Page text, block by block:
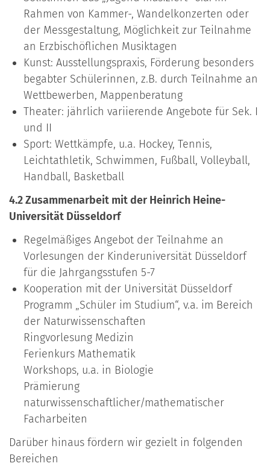
Rahmen von Kammer-, Wandelkonzerten oder
der Messgestaltung, Möglichkeit zur Teilnahme
an Erzbischöflichen Musiktagen
Kunst: Ausstellungspraxis, Förderung besonders
begabter Schülerinnen, z.B. durch Teilnahme an
Wettbewerben, Mappenberatung
Theater: jährlich variierende Angebote für Sek. I
und II
Sport: Wettkämpfe, u.a. Hockey, Tennis,
Leichtathletik, Schwimmen, Fußball, Volleyball,
Handball, Basketball
4.2 Zusammenarbeit mit der Heinrich Heine-
Universität Düsseldorf
Regelmäßiges Angebot der Teilnahme an
Vorlesungen der Kinderuniversität Düsseldorf
für die Jahrgangsstufen 5-7
Kooperation mit der Universität Düsseldorf
Programm „Schüler im Studium“, v.a. im Bereich
der Naturwissenschaften
Ringvorlesung Medizin
Ferienkurs Mathematik
Workshops, u.a. in Biologie
Prämierung
naturwissenschaftlicher/mathematischer
Facharbeiten
Darüber hinaus fördern wir gezielt in folgenden
Bereichen